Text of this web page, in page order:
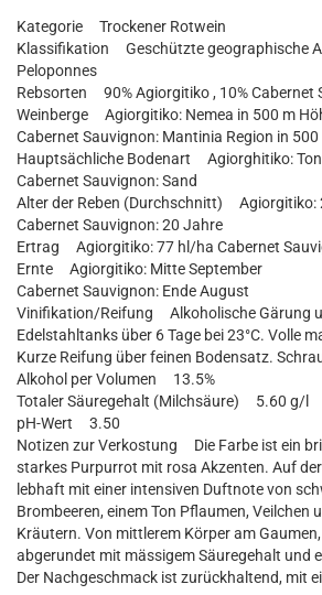
Kategorie Trockener Rotwein
Klassifikation Geschützte geographische
Peloponnes
Rebsorten 90% Agiorgitiko , 10% Cabernet
Weinberge Agiorgitiko: Nemea in 500 m
Cabernet Sauvignon: Mantinia Region in
Hauptsächliche Bodenart Agiorghitiko:
Cabernet Sauvignon: Sand
Alter der Reben (Durchschnitt) Agiorgitiko:
Cabernet Sauvignon: 20 Jahre
Ertrag Agiorgitiko: 77 hl/ha Cabernet
Ernte Agiorgitiko: Mitte September
Cabernet Sauvignon: Ende August
Vinifikation/Reifung Alkoholische Gärung
Edelstahltanks über 6 Tage bei 23°C. Volle
Kurze Reifung über feinen Bodensatz.
Alkohol per Volumen 13.5%
Totaler Säuregehalt (Milchsäure) 5.60 g/l
pH-Wert 3.50
Notizen zur Verkostung Die Farbe ist ein
starkes Purpurrot mit rosa Akzenten. Auf
lebhaft mit einer intensiven Duftnote von
Brombeeren, einem Ton Pflaumen, Veilchen
Kräutern. Von mittlerem Körper am
abgerundet mit mässigem Säuregehalt und
Der Nachgeschmack ist zurückhaltend, mit